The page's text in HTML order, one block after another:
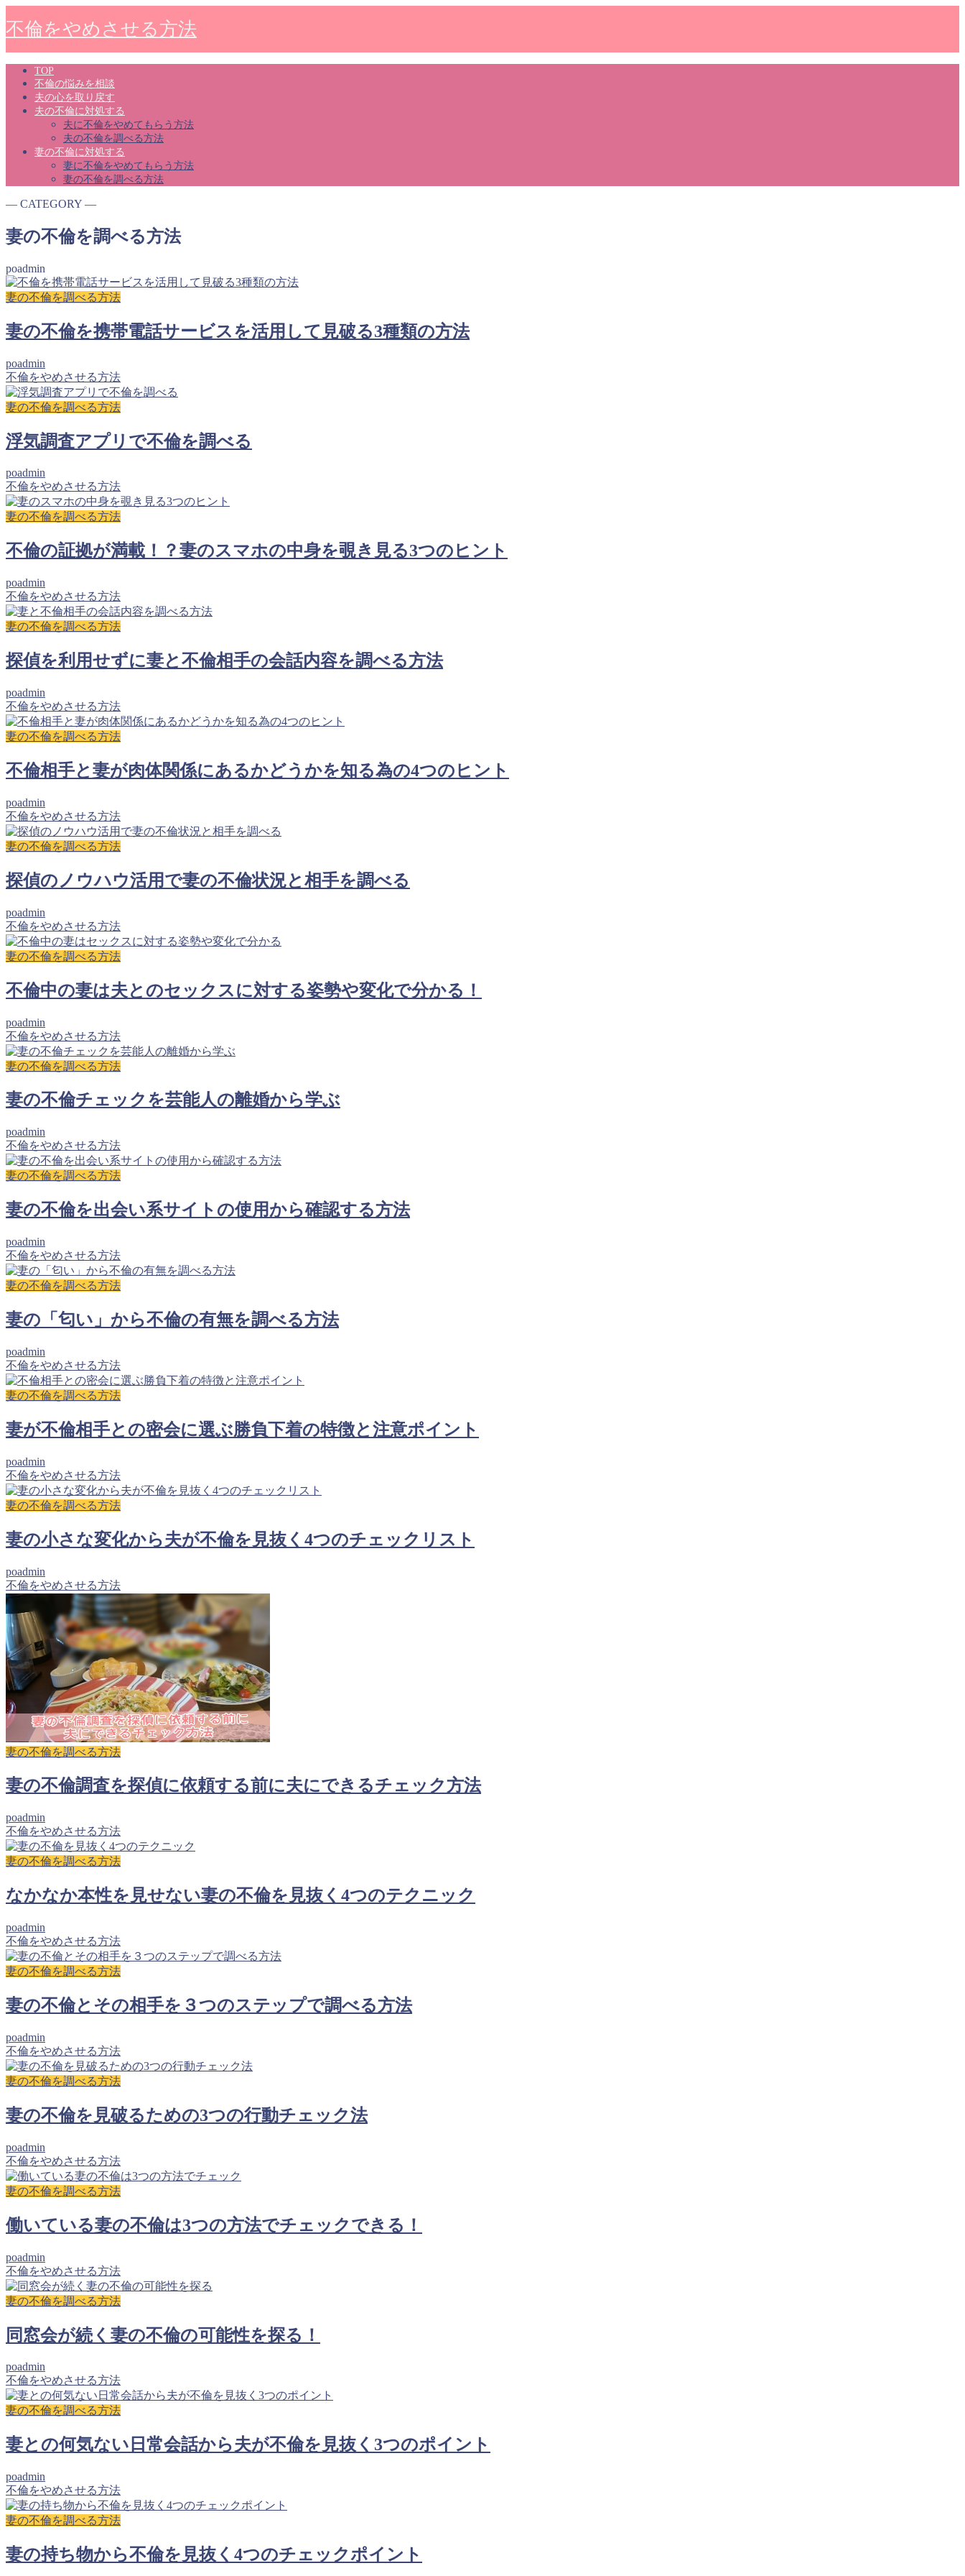
不倫をやめさせる方法
TOP
不倫の悩みを相談
夫の心を取り戻す
夫の不倫に対処する
夫に不倫をやめてもらう方法
夫の不倫を調べる方法
妻の不倫に対処する
妻に不倫をやめてもらう方法
妻の不倫を調べる方法
― CATEGORY ―
妻の不倫を調べる方法
poadmin
妻の不倫を調べる方法
妻の不倫を携帯電話サービスを活用して見破る3種類の方法
poadmin
不倫をやめさせる方法
妻の不倫を調べる方法
浮気調査アプリで不倫を調べる
poadmin
不倫をやめさせる方法
妻の不倫を調べる方法
不倫の証拠が満載！？妻のスマホの中身を覗き見る3つのヒント
poadmin
不倫をやめさせる方法
妻の不倫を調べる方法
探偵を利用せずに妻と不倫相手の会話内容を調べる方法
poadmin
不倫をやめさせる方法
妻の不倫を調べる方法
不倫相手と妻が肉体関係にあるかどうかを知る為の4つのヒント
poadmin
不倫をやめさせる方法
妻の不倫を調べる方法
探偵のノウハウ活用で妻の不倫状況と相手を調べる
poadmin
不倫をやめさせる方法
妻の不倫を調べる方法
不倫中の妻は夫とのセックスに対する姿勢や変化で分かる！
poadmin
不倫をやめさせる方法
妻の不倫を調べる方法
妻の不倫チェックを芸能人の離婚から学ぶ
poadmin
不倫をやめさせる方法
妻の不倫を調べる方法
妻の不倫を出会い系サイトの使用から確認する方法
poadmin
不倫をやめさせる方法
妻の不倫を調べる方法
妻の「匂い」から不倫の有無を調べる方法
poadmin
不倫をやめさせる方法
妻の不倫を調べる方法
妻が不倫相手との密会に選ぶ勝負下着の特徴と注意ポイント
poadmin
不倫をやめさせる方法
妻の不倫を調べる方法
妻の小さな変化から夫が不倫を見抜く4つのチェックリスト
poadmin
不倫をやめさせる方法
妻の不倫を調べる方法
妻の不倫調査を探偵に依頼する前に夫にできるチェック方法
poadmin
不倫をやめさせる方法
妻の不倫を調べる方法
なかなか本性を見せない妻の不倫を見抜く4つのテクニック
poadmin
不倫をやめさせる方法
妻の不倫を調べる方法
妻の不倫とその相手を３つのステップで調べる方法
poadmin
不倫をやめさせる方法
妻の不倫を調べる方法
妻の不倫を見破るための3つの行動チェック法
poadmin
不倫をやめさせる方法
妻の不倫を調べる方法
働いている妻の不倫は3つの方法でチェックできる！
poadmin
不倫をやめさせる方法
妻の不倫を調べる方法
同窓会が続く妻の不倫の可能性を探る！
poadmin
不倫をやめさせる方法
妻の不倫を調べる方法
妻との何気ない日常会話から夫が不倫を見抜く3つのポイント
poadmin
不倫をやめさせる方法
妻の不倫を調べる方法
妻の持ち物から不倫を見抜く4つのチェックポイント